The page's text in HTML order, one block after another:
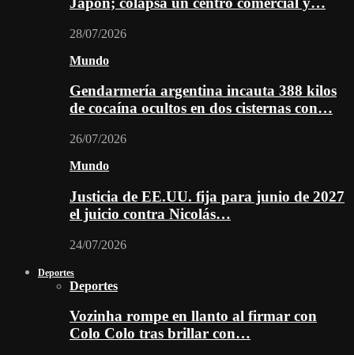
28/07/2026
Mundo
Gendarmería argentina incauta 388 kilos
de cocaína ocultos en dos cisternas con…
26/07/2026
Mundo
Justicia de EE.UU. fija para junio de 2027
el juicio contra Nicolás…
24/07/2026
Deportes
Deportes
Vozinha rompe en llanto al firmar con
Colo Colo tras brillar con…